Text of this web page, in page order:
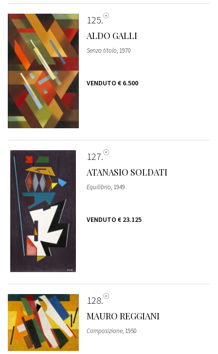
125
ALDO GALLI
Senza titolo, 1970
VENDUTO € 6.500
127
ATANASIO SOLDATI
Equilibrio, 1949
VENDUTO € 23.125
128
MAURO REGGIANI
Composizione, 1950